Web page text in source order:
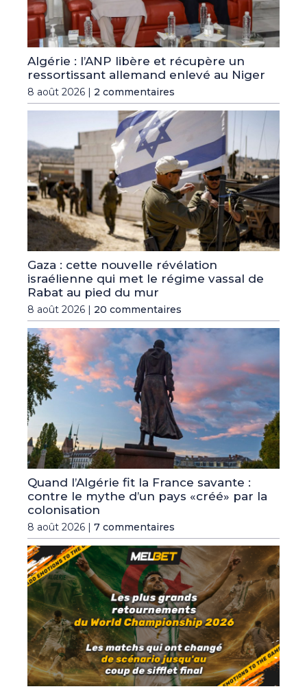
Algérie : l’ANP libère et récupère un
ressortissant allemand enlevé au Niger
8 août 2026 | 2 commentaires
Gaza : cette nouvelle révélation
israélienne qui met le régime vassal de
Rabat au pied du mur
8 août 2026 | 20 commentaires
Quand l’Algérie fit la France savante :
contre le mythe d’un pays «créé» par la
colonisation
8 août 2026 | 7 commentaires